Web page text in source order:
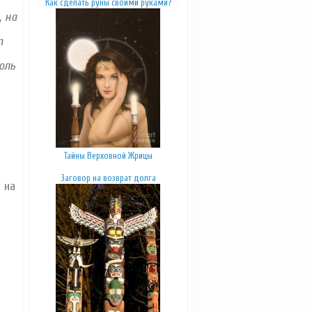
на
на
Как сделать руны своими руками?
Тайны Верховной Жрицы
Заговор на возврат долга